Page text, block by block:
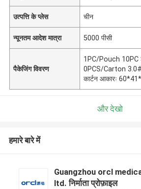
उत्पत्ति के प्लेस चीन
न्यूनतम आदेश मात्रा 5000 पीसी
पैकेजिंग विवरण
1PC/Pouch
0PCS/Carton
कार्टन आकारः
और देखो
हमारे बारे में
Guangzhou orcl
ltd. निर्माता प्रोफ़ाइल